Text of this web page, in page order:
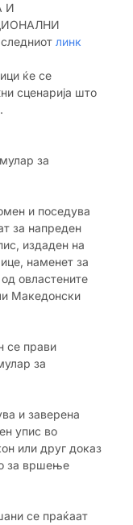
И
линк
ќе се
сценарија што
за
и поседува
за напреден
издаден на
наменет за
од овластените
Македонски
се прави
за
и заверена
упис во
или друг доказ
за вршење
се праќаат